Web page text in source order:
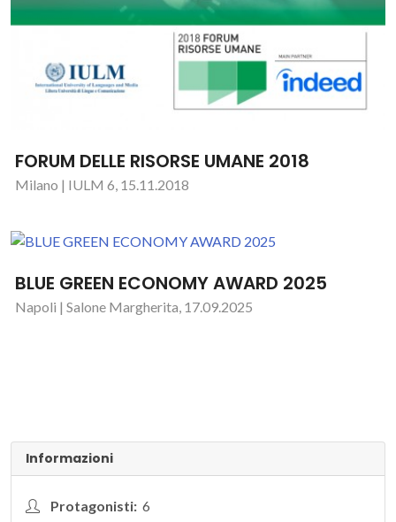
FORUM DELLE RISORSE UMANE 2018
Milano | IULM 6, 15.11.2018
BLUE GREEN ECONOMY AWARD 2025
Napoli | Salone Margherita, 17.09.2025
Informazioni
Protagonisti: 6